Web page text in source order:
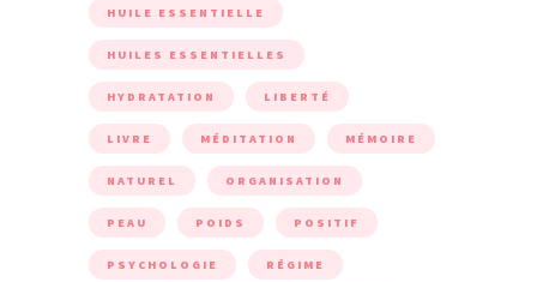
HUILE ESSENTIELLE
HUILES ESSENTIELLES
HYDRATATION LIBERTÉ
LIVRE MÉDITATION MÉMOIRE
NATUREL ORGANISATION
PEAU POIDS POSITIF
PSYCHOLOGIE RÉGIME